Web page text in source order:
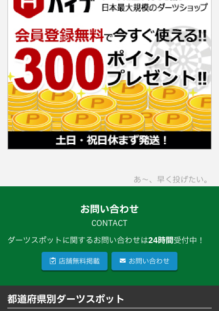
あ〜、早く投げたい。
お問い合わせ
CONTACT
ダーツスポットに関するお問い合わせは24時間受付中！
店舗無料掲載 お問い合わせ
都道府県別ダーツスポット